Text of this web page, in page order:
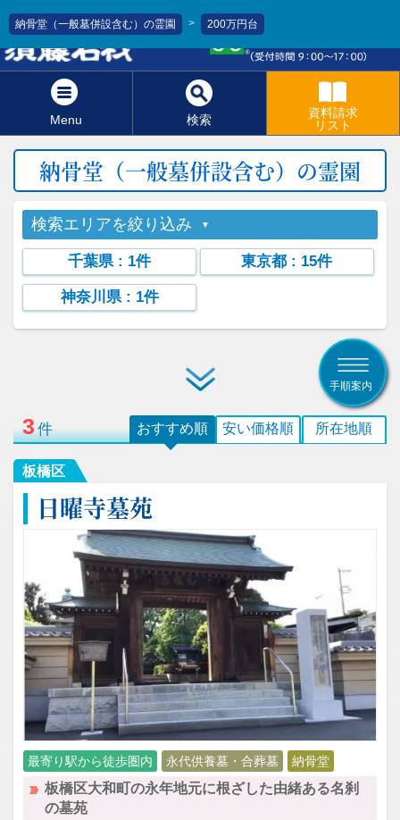
Menu 検索
資料請求
リスト
納骨堂（一般墓併設含む）の霊園 > 200万円台
納骨堂（一般墓併設含む）の霊園
検索エリアを絞り込み
千葉県: 1件 東京都 : 15件
神奈川県: 1件
手順案内
3件 所在地順
安い価格順
おすすめ順
板橋区
日曜寺墓苑
最寄り駅から徒歩圏内 永代供養墓・合葬墓 納骨堂
板橋区大和町の永年地元に根ざした由緒ある名刹
の墓苑